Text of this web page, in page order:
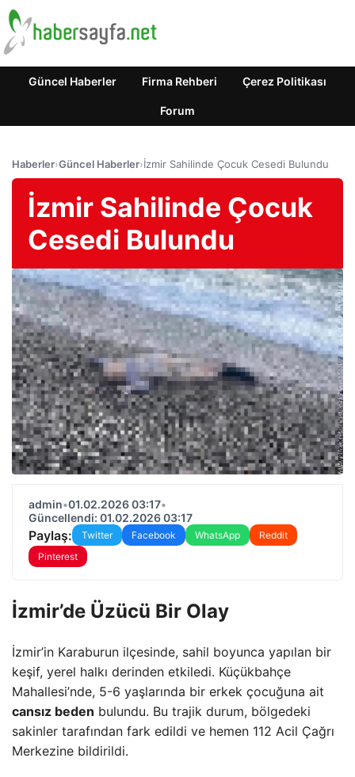
Güncel Haberler Firma Rehberi Çerez Politikası
Forum
Haberler›Güncel Haberler›İzmir Sahilinde Çocuk Cesedi Bulundu
İzmir Sahilinde Çocuk
Cesedi Bulundu
admin•01.02.2026 03:17•
Güncellendi: 01.02.2026 03:17
Paylaş: Twitter Facebook WhatsApp
Reddit
Pinterest
İzmir’de Üzücü Bir Olay
İzmir’in Karaburun ilçesinde, sahil boyunca yapılan bir
keşif, yerel halkı derinden etkiledi. Küçükbahçe
Mahallesi’nde, 5-6 yaşlarında bir erkek çocuğuna ait
cansız beden bulundu. Bu trajik durum, bölgedeki
sakinler tarafından fark edildi ve hemen 112 Acil Çağrı
Merkezine bildirildi.